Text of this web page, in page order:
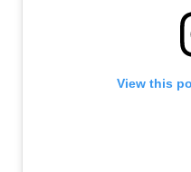
View this